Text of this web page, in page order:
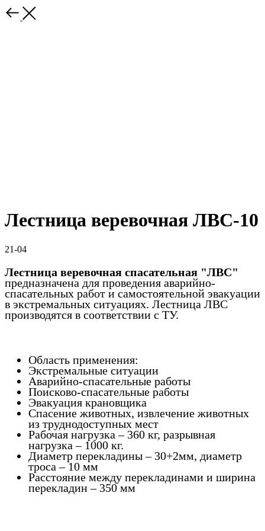
Лестница веревочная ЛВС-10
21-04
Лестница веревочная спасательная "ЛВС"
предназначена для проведения аварийно-
спасательных работ и самостоятельной эвакуации
в экстремальных ситуациях. Лестница ЛВС
производятся в соответствии с ТУ.
Область применения:
Экстремальные ситуации
Аварийно-спасательные работы
Поисково-спасательные работы
Эвакуация крановщика
Спасение животных, извлечение животных
из труднодоступных мест
Рабочая нагрузка – 360 кг, разрывная
нагрузка – 1000 кг.
Диаметр перекладины – 30+2мм, диаметр
троса – 10 мм
Расстояние между перекладинами и ширина
перекладин – 350 мм